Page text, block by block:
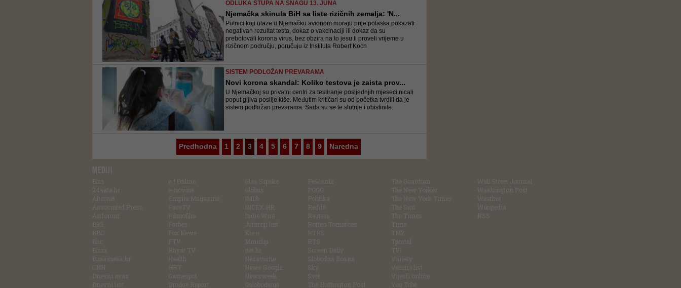
ODLUKA STUPA NA SNAGU 13. JUNA
Njemačka skinula BiH sa liste rizičnih zemalja: 'N...
Putnici koji ulaze u Njemačku avionom moraju prije polaska pokazati
negativan rezultat testa, dokaz o vakcinaciji ili dokaz da su
prebolovali korona virus, bez obzira na to jesu li proveli vrijeme u
rizičnom području, poručuju iz Instituta Robert Koch
SISTEM PODLOŽAN PREVARAMA
Novi korona skandal: Koliko testova je zaista prov...
U Njemačkoj su privatni centri za testiranje posljednjih mjeseci nicali
poput gljiva poslije kiše. Međutim kritičari su od početka tvrdili da je
sistem podložan prevarama. Sada su se te slutnje i obistinile.
Predhodna 1 2 3 4 5 6 7 8 9 Naredna
MEDIJI
Blin
24sata.hr
Alternet
Associated Press
Artforum
B92
BBC
Blic
Blinx
Bussiness.hr
CNN
Dnevni avaz
Dnevni list
e-! Online
e-novine
Empire Magazine
FaceTV
Filmofilia
Forbes
Fox News
FTV
Hayat TV
Health
HRT
Gamespot
Drudge Report
Glas Srpske
Globus
IMDb
INDEX.HR
Indie Wire
Jutarnji list
Kurir
Miniclip
net.hr
Nezavisne
News Google
Newsweek
Oslobođenje
Pešćanik
POGO
Politika
Reddit
Reuters
Rotten Tomatoes
RTRS
RTS
Screen Daily
Slobodna Bosna
Sky
Svet
The Huffington Post
The Guardian
The New Yorker
The New York Times
The Sun
The Times
Time
TMZ
Tportal
TV1
Variety
Večenji list
Vijesti online
You Tube
Wall Street Journal
Washington Post
Weather
Wikipedia
RSS